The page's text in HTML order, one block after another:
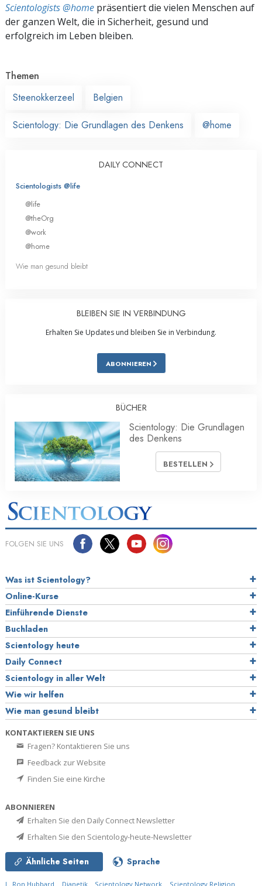
Scientologists @home präsentiert die vielen Menschen auf
der ganzen Welt, die in Sicherheit, gesund und
erfolgreich im Leben bleiben.
Themen
Steenokkerzeel
Belgien
Scientology: Die Grundlagen des Denkens @home
DAILY CONNECT
Scientologists @life
@life
@theOrg
@work
@home
Wie man gesund bleibt
BLEIBEN SIE IN VERBINDUNG
Erhalten Sie Updates und bleiben Sie in Verbindung.
ABONNIEREN
BÜCHER
Scientology: Die Grundlagen
des Denkens
BESTELLEN
FOLGEN SIE UNS
Was ist Scientology?
Online-Kurse
Einführende Dienste
Buchladen
Scientology heute
Daily Connect
Scientology in aller Welt
Wie wir helfen
Wie man gesund bleibt
KONTAKTIEREN SIE UNS
Fragen? Kontaktieren Sie uns
Feedback zur Website
Finden Sie eine Kirche
ABONNIEREN
Erhalten Sie den Daily Connect Newsletter
Erhalten Sie den Scientology-heute-Newsletter
Ähnliche Seiten Sprache
L. Ron Hubbard Dianetik Scientology Network Scientology Religion